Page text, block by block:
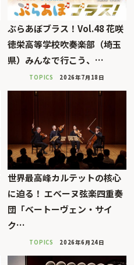
ぶらあぼブラス！Vol.48 花咲
徳栄高等学校吹奏楽部（埼玉
県）みんなで行こう、…
TOPICS 2026年7月18日
世界最高峰カルテットの核心
に迫る！ エベーヌ弦楽四重奏
団「ベートーヴェン・サイ
ク…
TOPICS 2026年6月24日